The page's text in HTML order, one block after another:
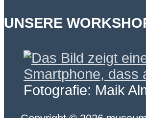
UNSERE
Fotografie: Maik